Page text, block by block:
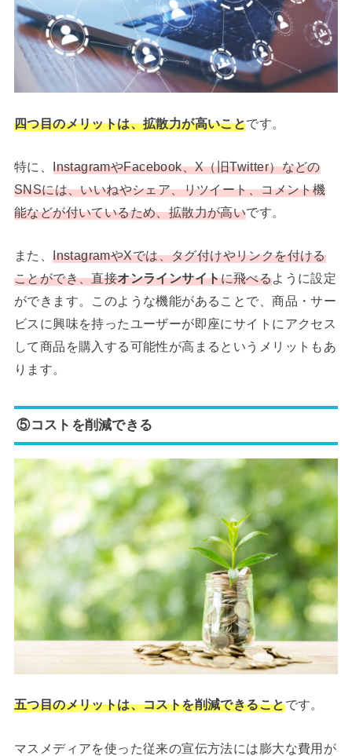
四つ目のメリットは、拡散力が高いことです。
特に、 InstagramやFacebook、X（旧Twitter）などの
SNSには、いいねやシェア、リツイート、コメント機
能などが付いているため、拡散力が高いです。
また、InstagramやXでは、タグ付けやリンクを付ける
ことができ、直接オンラインサイトに飛べるように設定
ができます。このような機能があることで、商品・サー
ビスに興味を持ったユーザーが即座にサイトにアクセス
して商品を購入する可能性が高まるというメリットもあ
ります。
⑤コストを削減できる
五つ目のメリットは、コストを削減できることです。
マスメディアを使った従来の宣伝方法には膨大な費用が